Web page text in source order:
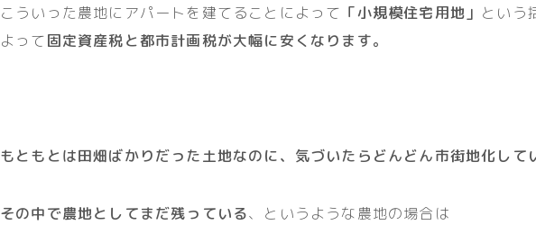
こういった農地にアパートを建てることによって 「小規模住宅用地」 という
よって固定資産税と都市計画税が大幅に安くなります。
もともとは田畑ばかりだった土地なのに、気づいたらどんどん市街地化して
その中で農地としてまだ残っている、というような農地の場合は